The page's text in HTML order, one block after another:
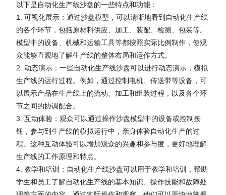
以下是自动化生产线沙盘的一些特点和功能：
1. 可视化展示：通过沙盘模型，可以清晰地看到自动化生产线
的各个环节，包括原材料供应、加工、装配、检测、包装等。
模型中的设备、机械和运输工具等都按照实际比例制作，使观
众能够直观地了解生产线的整体布局和运作方式。
2. 动态演示：一些自动化生产线沙盘可以进行动态演示，模拟
生产线的运行过程。例如，通过控制电机、传送带等设备，可
以展示产品在生产线上的流动、加工和组装过程，以及各个环
节之间的协调配合。
3. 互动体验：观众可以通过操作沙盘模型中的设备或控制按
钮，参与到生产线的模拟运行中，亲身体验自动化生产的过
程。这种互动体验可以增加观众的兴趣和参与度，更好地理解
生产线的工作原理和特点。
4. 教学和培训：自动化生产线沙盘可以用于教学和培训，帮助
学生和员工了解自动化生产线的基本知识、操作技能和故障处